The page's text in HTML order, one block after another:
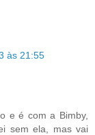
às 21:55
e é com a Bimby,
sem ela, mas vai